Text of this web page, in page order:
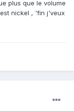
plus que le volume
nickel , 'fin j'veux